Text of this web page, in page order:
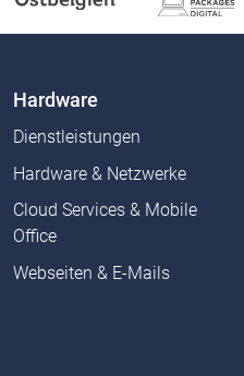
Hardware
Dienstleistungen
Hardware & Netzwerke
Cloud Services & Mobile
Office
Webseiten & E-Mails